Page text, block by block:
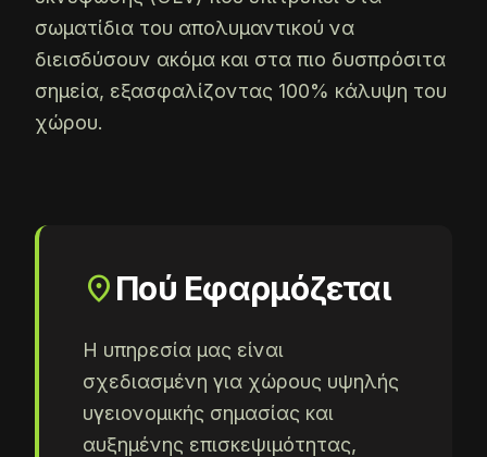
σωματίδια του απολυμαντικού να
διεισδύσουν ακόμα και στα πιο δυσπρόσιτα
σημεία, εξασφαλίζοντας 100% κάλυψη του
χώρου.
location_onΠού Εφαρμόζεται
Η υπηρεσία μας είναι
σχεδιασμένη για χώρους υψηλής
υγειονομικής σημασίας και
αυξημένης επισκεψιμότητας,